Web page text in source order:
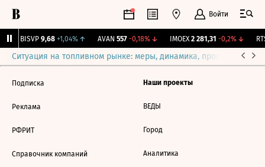
Войти
BISVP 9,68 +1,04%↑ AVAN 557 -0,18%↓ IMOEX 2 281,31 -0,2%↓
Ситуация на топливном рынке: меры, динамика, прогнозы
Подписка
Реклама
РФРИТ
Справочник компаний
Наши проекты
ВЕДЫ
Город
Аналитика